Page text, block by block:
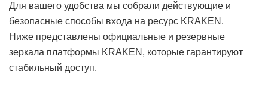
Для вашего удобства мы собрали действующие и
безопасные способы входа на ресурс KRAKEN.
Ниже представлены официальные и резервные
зеркала платформы KRAKEN, которые гарантируют
стабильный доступ.